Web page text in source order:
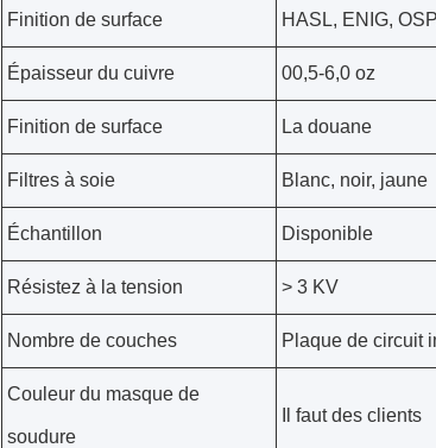
Finition de surface HASL, ENIG,
Épaisseur du cuivre 00,5-6,0 oz
Finition de surface La douane
Filtres à soie Blanc, noir, jaune
Échantillon Disponible
Résistez à la tension > 3 KV
Nombre de couches Plaque de circuit
Couleur du masque de
soudure
Il faut des clients